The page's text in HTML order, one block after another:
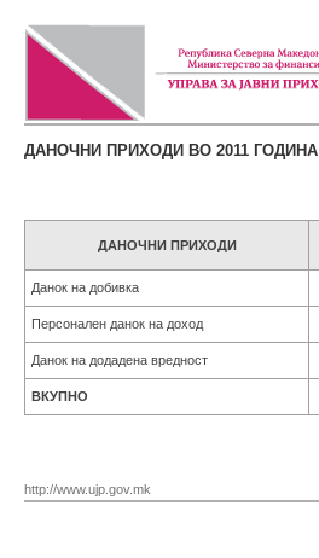
ДАНОЧНИ ПРИХОДИ ВО 2011 ГОДИНА
ДАНОЧНИ ПРИХОДИ
Данок на добивка
Персонален данок на доход
Данок на додадена вредност
ВКУПНО
http://www.ujp.gov.mk